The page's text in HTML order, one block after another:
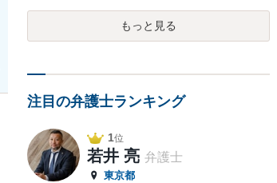
もっと見る
注目の弁護士ランキング
1位
若井 亮 弁護士
東京都